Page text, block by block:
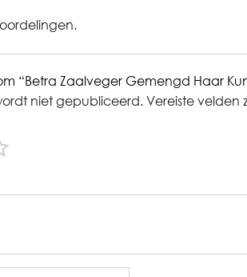
“Betra Zaalveger Gemengd Haar
niet gepubliceerd.Vereiste velden